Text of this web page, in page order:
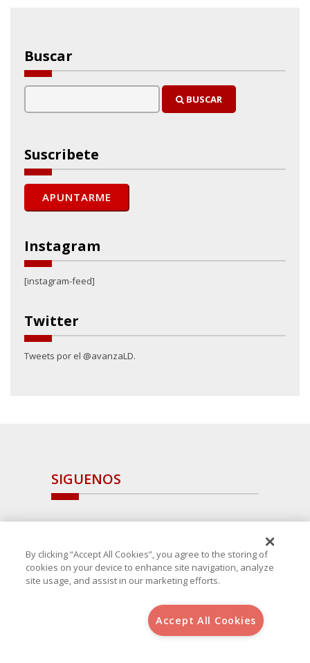
Buscar
BUSCAR
Suscribete
Instagram
[instagram-feed]
Twitter
Tweets por el @avanzaLD.
SIGUENOS
, S.L.U.(B-64405731) c/ San Norberto
By clicking “Accept All Cookies”, you agree to the storing of
cookies on your device to enhance site navigation, analyze
site usage, and assist in our marketing efforts.
Accept All Cookies